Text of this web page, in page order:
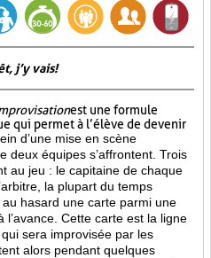
j’y vais!
est une formule
qui permet à l’élève de devenir
d’une mise en scène
deux équipes s’affrontent. Trois
au jeu : le capitaine de chaque
la plupart du temps
hasard une carte parmi une
Cette carte est la ligne
sera improvisée par les
alors pendant quelques